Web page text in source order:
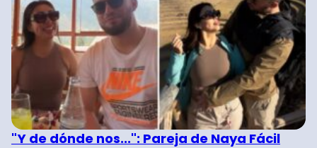
"Y de dónde nos...": Pareja de Naya Fácil